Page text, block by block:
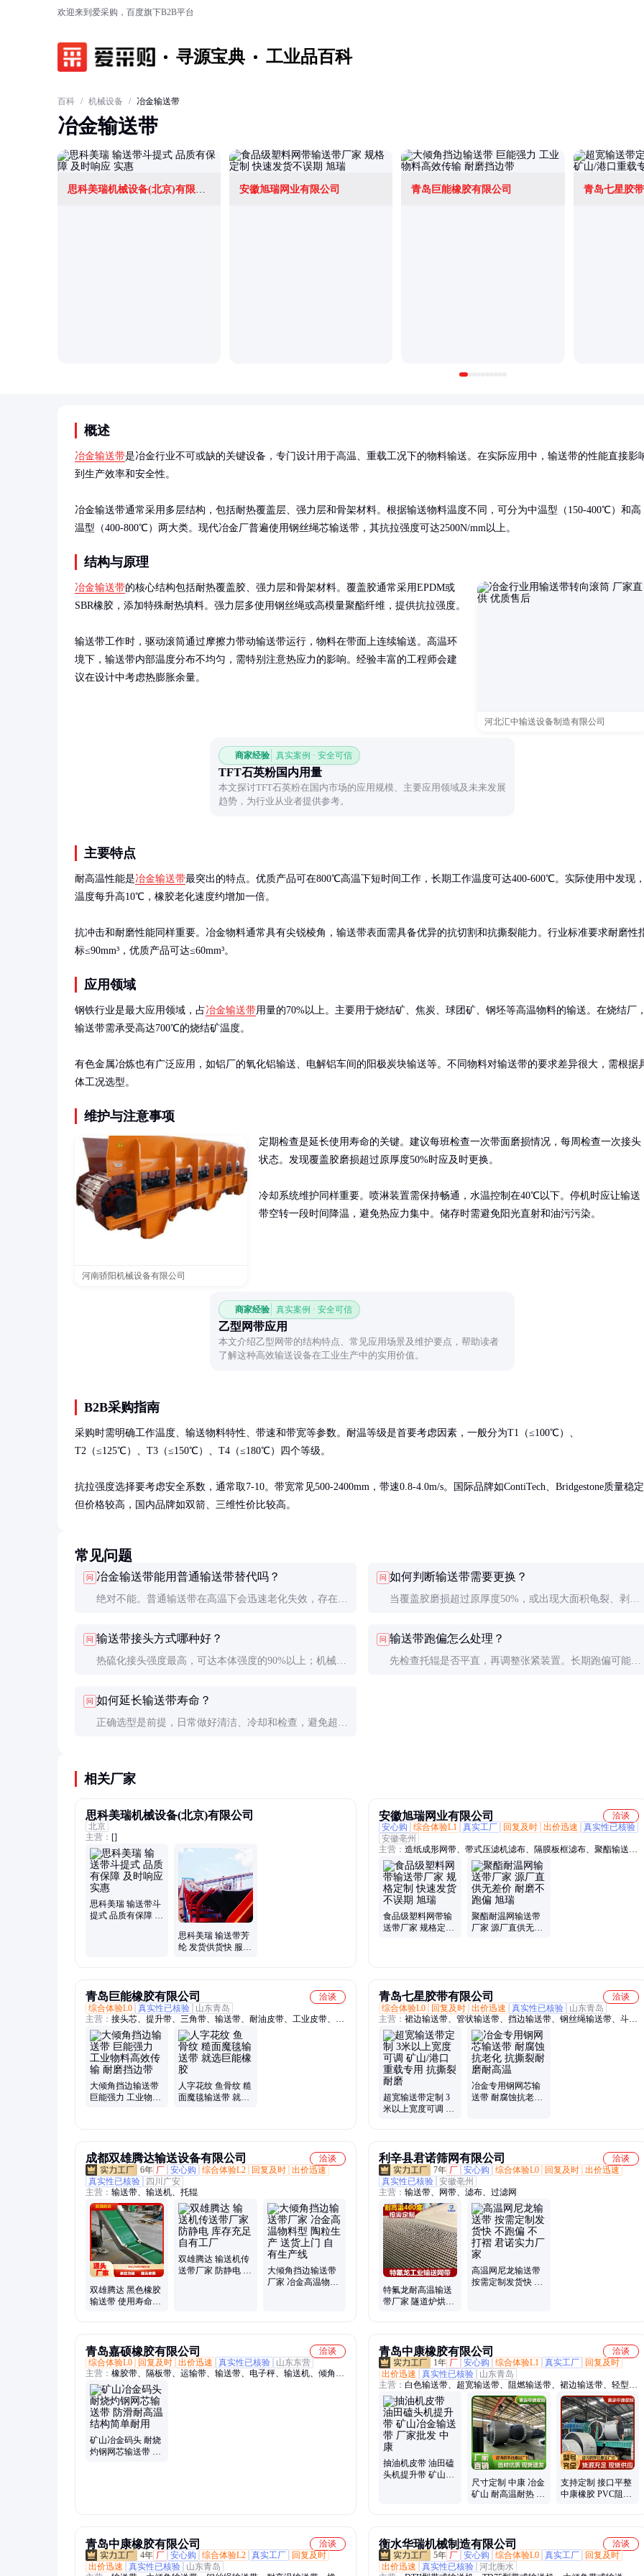
欢迎来到爱采购，百度旗下B2B平台
寻源宝典 工业品百科
百科 / 机械设备 / 冶金输送带
冶金输送带
思科美瑞机械设备(北京)有限公司 安徽旭瑞网业有限公司 青岛巨能橡胶有限公司 青岛七星胶
概述
冶金输送带是冶金行业不可或缺的关键设备，专门设计用于高温、重载工况下的物料输送。在实际应用中，输送带的性能直接影
到生产效率和安全性。
冶金输送带通常采用多层结构，包括耐热覆盖层、强力层和骨架材料。根据输送物料温度不同，可分为中温型（150-400℃）和高
温型（400-800℃）两大类。现代冶金厂普遍使用钢丝绳芯输送带，其抗拉强度可达2500N/mm以上。
结构与原理
河北汇中输送设备制造有限公司
冶金输送带的核心结构包括耐热覆盖胶、强力层和骨架材料。覆盖胶通常采用EPDM或
SBR橡胶，添加特殊耐热填料。强力层多使用钢丝绳或高模量聚酯纤维，提供抗拉强度。
输送带工作时，驱动滚筒通过摩擦力带动输送带运行，物料在带面上连续输送。高温环
境下，输送带内部温度分布不均匀，需特别注意热应力的影响。经验丰富的工程师会建
议在设计中考虑热膨胀余量。
商家经验 真实案例 · 安全可信
TFT石英粉国内用量
本文探讨TFT石英粉在国内市场的应用规模、主要应用领域及未来发展
趋势，为行业从业者提供参考。
主要特点
耐高温性能是冶金输送带最突出的特点。优质产品可在800℃高温下短时间工作，长期工作温度可达400-600℃。实际使用中发现
温度每升高10℃，橡胶老化速度约增加一倍。
抗冲击和耐磨性能同样重要。冶金物料通常具有尖锐棱角，输送带表面需具备优异的抗切割和抗撕裂能力。行业标准要求耐磨性
标≤90mm³，优质产品可达≤60mm³。
应用领域
钢铁行业是最大应用领域，占冶金输送带用量的70%以上。主要用于烧结矿、焦炭、球团矿、钢坯等高温物料的输送。在烧结厂
输送带需承受高达700℃的烧结矿温度。
有色金属冶炼也有广泛应用，如铝厂的氧化铝输送、电解铝车间的阳极炭块输送等。不同物料对输送带的要求差异很大，需根据
体工况选型。
维护与注意事项
河南骄阳机械设备有限公司
定期检查是延长使用寿命的关键。建议每班检查一次带面磨损情况，每周检查一次接头
状态。发现覆盖胶磨损超过原厚度50%时应及时更换。
冷却系统维护同样重要。喷淋装置需保持畅通，水温控制在40℃以下。停机时应让输送
带空转一段时间降温，避免热应力集中。储存时需避免阳光直射和油污污染。
商家经验 真实案例 · 安全可信
乙型网带应用
本文介绍乙型网带的结构特点、常见应用场景及维护要点，帮助读者
了解这种高效输送设备在工业生产中的实用价值。
B2B采购指南
采购时需明确工作温度、输送物料特性、带速和带宽等参数。耐温等级是首要考虑因素，一般分为T1（≤100℃）、
T2（≤125℃）、T3（≤150℃）、T4（≤180℃）四个等级。
抗拉强度选择要考虑安全系数，通常取7-10。带宽常见500-2400mm，带速0.8-4.0m/s。国际品牌如ContiTech、Bridgestone质量稳定
但价格较高，国内品牌如双箭、三维性价比较高。
常见问题
问 冶金输送带能用普通输送带替代吗？
绝对不能。普通输送带在高温下会迅速老化失效，存在严
问 如何判断输送带需要更换？
当覆盖胶磨损超过原厚度50%，或出现大面积龟裂、剥
法。
问 输送带接头方式哪种好？
热硫化接头强度最高，可达本体强度的90%以上；机械接
接头。
问 输送带跑偏怎么处理？
先检查托辊是否平直，再调整张紧装置。长期跑偏可能是
问 如何延长输送带寿命？
正确选型是前提，日常做好清洁、冷却和检查，避免超载
相关厂家
思科美瑞机械设备(北京)有限公司
北京
主营： []
思科美瑞 输送带斗
提式 品质有保障 及
思科美瑞 输送带芳
纶 发货供货快 服务
安徽旭瑞网业有限公司
洽谈
安心购
综合体验L1 真实工厂 回复及时 出价迅速
真实性已核验
安徽亳州
主营： 造纸成形网带、带式压滤机滤布、隔膜板框滤布、聚酯输送
带、品质滤布
食品级塑料网带输
送带厂家 规格定制
聚酯耐温网输送带
厂家 源厂直供无差
青岛巨能橡胶有限公司
洽谈
综合体验L0 真实性已核验
山东青岛
主营： 接头芯、提升带、三角带、输送带、耐油皮带、工业皮带、橡
胶皮带、橡胶运输带、包装运输带、耐磨橡胶带、食品运输皮带、耐
切割传送带、流水线橡胶带、黑色橡胶传送带、打扣草坪花纹带、黑
色橡胶输送机、流水线运输皮带、传送带运输皮带
大倾角挡边输送带
巨能强力 工业物料
人字花纹 鱼骨纹 糙
面魔毯输送带 就选
青岛七星胶带有限公司
洽谈
综合体验L0
回复及时 出价迅速 真实性已核验
山东青岛
主营： 裙边输送带、管状输送带、挡边输送带、钢丝绳输送带、斗提
机输送带、白色橡胶输送带、工业输送设备、抽油机提升带
超宽输送带定制 3
米以上宽度可调 矿
冶金专用钢网芯输
送带 耐腐蚀抗老化
成都双雄腾达输送设备有限公司
洽谈
6年 厂 安心购 综合体验L2 回复及时 出价迅速
真实性已核验
四川广安
主营： 输送带、输送机、托辊
双雄腾达 黑色橡胶
输送带 使用寿命长
双雄腾达 输送机传
送带厂家 防静电 库
大倾角挡边输送带
厂家 冶金高温物料
利辛县君诺筛网有限公司
洽谈
7年 厂 安心购 综合体验L0 回复及时 出价迅速
真实性已核验 安徽亳州
主营： 输送带、网带、滤布、过滤网
特氟龙耐高温输送
带厂家 隧道炉烘干
高温网尼龙输送带
按需定制发货快 不
青岛嘉硕橡胶有限公司
洽谈
综合体验L0
回复及时 出价迅速 真实性已核验
山东东营
主营： 橡胶带、隔板带、运输带、输送带、电子秤、输送机、倾角
带、裙边带、食品带、传送带、抽油机、尼龙带、提升带、斗提机、
挡板带、钢丝绳、挡边带、挡板皮带、钢丝胶带、耐寒皮带、尼龙皮
带、煤机皮带、运输皮带、输煤皮带、铠甲皮带
矿山冶金码头 耐烧
灼钢网芯输送带 防
青岛中康橡胶有限公司
洽谈
1年 厂 安心购 综合体验L1 真实工厂
回复及时
出价迅速
真实性已核验
山东青岛
主营： 白色输送带、超宽输送带、阻燃输送带、裙边输送带、轻型输
送带、尼龙输送带、耐酸碱输送带、耐寒输送带、耐高温输送带、环
形输送带、花纹输送带、管状输送带、钢丝绳输送带、大倾角挡边输
送带、耐油输送带、斗提机皮带、抽油机皮带、采棉机皮带
抽油机皮带 油田磕
头机提升带 矿山冶
尺寸定制 中康 冶金
矿山 耐高温耐热 管
支持定制 接口平整
中康橡胶 PVC阻燃
青岛中康橡胶有限公司
洽谈
4年 厂 安心购 综合体验L2 真实工厂
回复及时
出价迅速
真实性已核验
山东青岛
衡水华瑞机械制造有限公司
洽谈
5年 厂 安心购 综合体验L0 真实工厂
回复及时
出价迅速
真实性已核验 河北衡水